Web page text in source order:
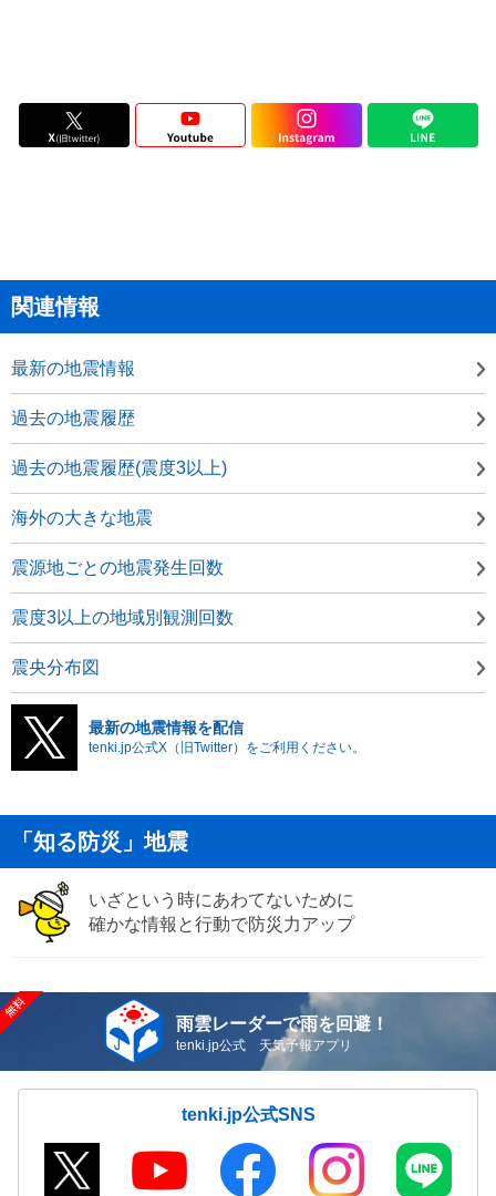
関連情報
最新の地震情報
過去の地震履歴
過去の地震履歴(震度3以上)
海外の大きな地震
震源地ごとの地震発生回数
震度3以上の地域別観測回数
震央分布図
最新の地震情報を配信
tenki.jp公式X（旧Twitter）をご利用ください。
「知る防災」地震
いざという時にあわてないために
確かな情報と行動で防災力アップ
雨雲レーダーで雨を回避！
tenki.jp公式 天気予報アプリ
tenki.jp公式SNS